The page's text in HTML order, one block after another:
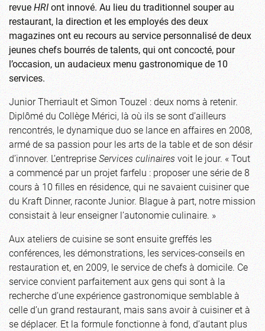
revueHRIont innové. Au lieu du traditionnel souper au
restaurant, la direction et les employés des deux
magazines ont eu recours au service personnalisé de deux
jeunes chefs bourrés de talents, qui ont concocté, pour
l’occasion, un audacieux menu gastronomique de 10
services.
Junior Therriault et Simon Touzel : deux noms à retenir.
Diplômé du Collège Mérici, là où ils se sont d’ailleurs
rencontrés, le dynamique duo se lance en affaires en 2008,
armé de sa passion pour les arts de la table et de son désir
d’innover. L’entrepriseServices culinairesvoit le jour. « Tout
a commencé par un projet farfelu : proposer une série de 8
cours à 10 filles en résidence, qui ne savaient cuisiner que
du Kraft Dinner, raconte Junior. Blague à part, notre mission
consistait à leur enseigner l’autonomie culinaire. »
Aux ateliers de cuisine se sont ensuite greffés les
conférences, les démonstrations, les services-conseils en
restauration et, en 2009, le service de chefs à domicile. Ce
service convient parfaitement aux gens qui sont à la
recherche d’une expérience gastronomique semblable à
celle d’un grand restaurant, mais sans avoir à cuisiner et à
se déplacer. Et la formule fonctionne à fond, d’autant plus